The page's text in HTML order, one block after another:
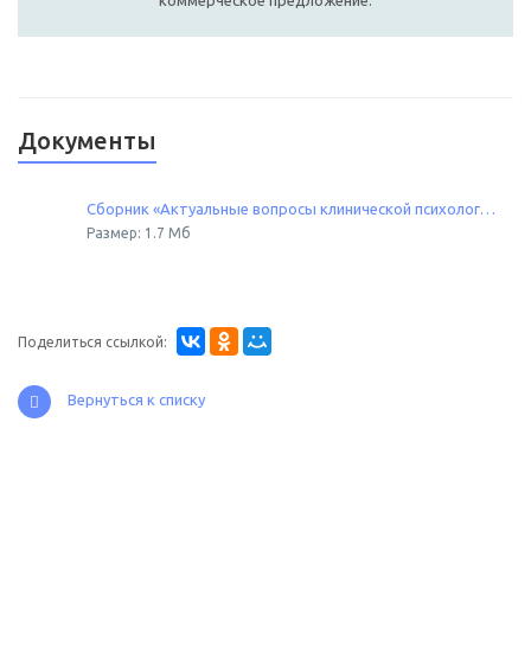
Документы
Сборник «Актуальные вопросы клинической психологии в регионе»
Размер: 1.7 Мб
Поделиться ссылкой:
Вернуться к списку